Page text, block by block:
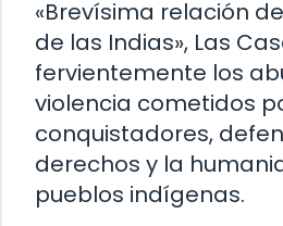
«Brevísima relación
de las Indias», Las
fervientemente los
violencia cometidos
conquistadores,
derechos y la
pueblos indígenas.